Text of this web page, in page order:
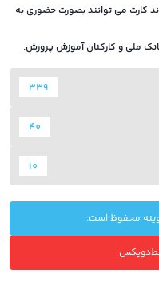
کارت می توانند بصورت حضوری به
339
40
10
محفوظ است.
دویکس